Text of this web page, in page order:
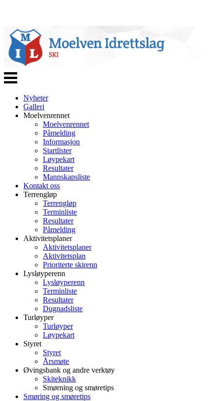
Veksle
navigasjon
Nyheter
Galleri
Moelvenrennet
Moelvenrennet
Påmelding
Informasjon
Startlister
Løypekart
Resultater
Mannskapsliste
Kontakt oss
Terrengløp
Terrengløp
Terminliste
Resultater
Påmelding
Aktivitetsplaner
Aktivitetsplaner
Aktivitetsplan
Prioriterte skirenn
Lysløyperenn
Lysløyperenn
Terminliste
Resultater
Dugnadsliste
Turløyper
Turløyper
Løypekart
Styret
Styret
Årsmøte
Øvingsbank og andre verktøy
Skiteknikk
Smørning og smøretips
Smøring og smøretips